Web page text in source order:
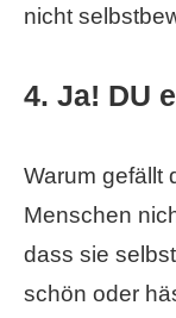
nicht
4. Ja! DU
Warum gefällt
Menschen
dass sie
schön oder